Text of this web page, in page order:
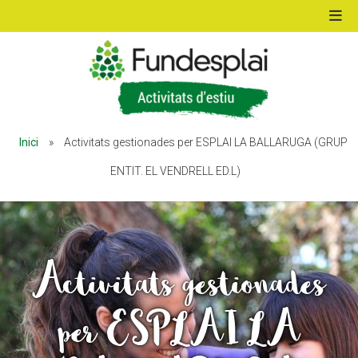
Inici » Activitats gestionades per ESPLAI LA BALLARUGA (GRUP
ENTIT. EL VENDRELL ED.L)
Activitats gestionades
per ESPLAI LA
ACTIVITATS D'ESTIU
MÓN ESCOLAR
ALBERG CENTRE ESPLAI
FORMACIÓ